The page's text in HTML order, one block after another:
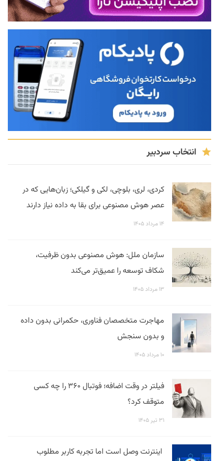
انتخاب سردبیر
کردی، لری، بلوچی، لکی و گیلکی؛ زبان‌هایی که در
عصر هوش مصنوعی برای بقا به داده نیاز دارند
۱۴ مرداد ۱۴۰۵
سازمان ملل: هوش مصنوعی بدون ظرفیت،
شکاف توسعه را عمیق‌تر می‌کند
۱۳ مرداد ۱۴۰۵
مهاجرت متخصصان فناوری، حکمرانی بدون داده
و بدون سنجش
۱۰ مرداد ۱۴۰۵
فیلتر در وقت اضافه؛ فوتبال ۳۶۰ را چه کسی
متوقف کرد؟
۳۱ تیر ۱۴۰۵
اینترنت وصل است اما تجربه کاربر مطلوب